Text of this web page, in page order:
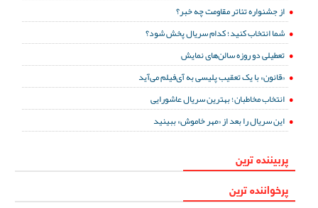
از جشنواره تئاتر مقاومت چه خبر؟
شما انتخاب کنید؛ کدام سریال پخش شود؟
تعطیلی دو روزه سالن‌های نمایش
«قانون» با یک تعقیب پلیسی به آی‌فیلم می‌آید
انتخاب مخاطبان؛ بهترین سریال عاشورایی
این سریال را بعد از «مهر خاموش» ببینید
پربیننده ترین
پرخواننده ترین